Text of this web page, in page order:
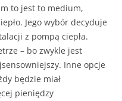
to jest to medium,
Jego wybór decyduje
z pompą ciepła.
– bo zwykle jest
Inne opcje
będzie miał
pieniędzy